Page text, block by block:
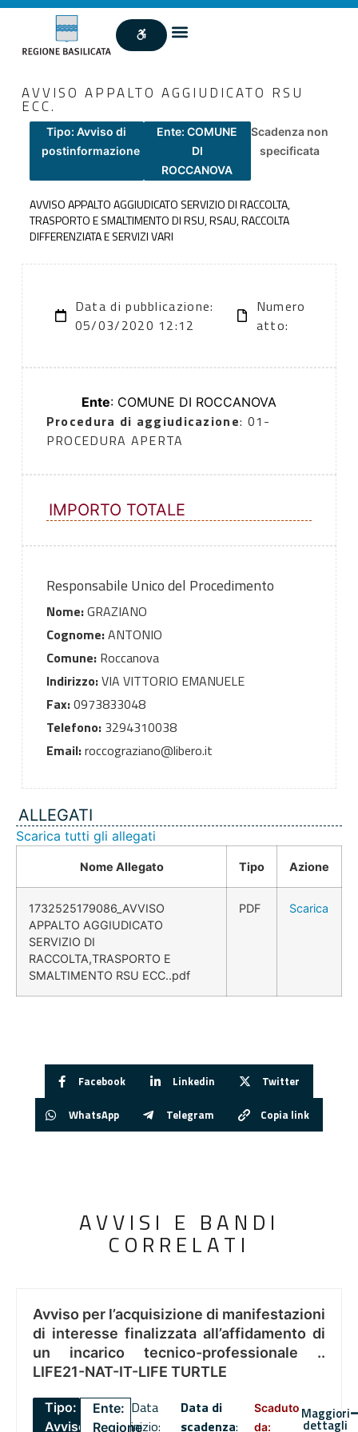
AVVISO APPALTO AGGIUDICATO RSU
ECC.
Tipo: Avviso di
postinformazione
Ente: COMUNE
DI
ROCCANOVA
Scadenza non
specificata
AVVISO APPALTO AGGIUDICATO SERVIZIO DI RACCOLTA,
TRASPORTO E SMALTIMENTO DI RSU, RSAU, RACCOLTA
DIFFERENZIATA E SERVIZI VARI
Data di pubblicazione:
05/03/2020 12:12
Numero
atto:
Ente: COMUNE DI ROCCANOVA
Procedura di aggiudicazione: 01-
PROCEDURA APERTA
IMPORTO TOTALE
Responsabile Unico del Procedimento
Nome:GRAZIANO
Cognome:ANTONIO
Comune:Roccanova
Indirizzo:VIA VITTORIO EMANUELE
Fax:0973833048
Telefono:3294310038
Email:roccograziano@libero.it
ALLEGATI
Scarica tutti gli allegati
Nome Allegato Tipo Azione
1732525179086_AVVISO
APPALTO AGGIUDICATO
SERVIZIO DI
RACCOLTA,TRASPORTO E
SMALTIMENTO RSU ECC..pdf
PDF Scarica
Facebook Linkedin Twitter
WhatsApp Telegram Copia link
AVVISI E BANDI
CORRELATI
Avviso per l’acquisizione di manifestazioni
di interesse finalizzata all’affidamento di
un incarico tecnico-professionale ..
LIFE21-NAT-IT-LIFE TURTLE
Tipo:
Avviso
Ente:
Regione
Data
inizio:
Data di
scadenza:
Scaduto
da:
Maggiori
dettagli